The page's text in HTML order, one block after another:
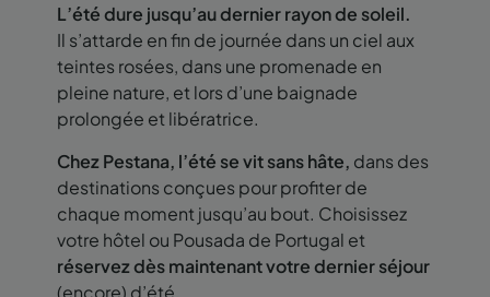
L’été dure jusqu’au dernier rayon de soleil.
Il s’attarde en fin de journée dans un ciel aux
teintes rosées, dans une promenade en
pleine nature, et lors d’une baignade
prolongée et libératrice.
Chez Pestana, l’été se vit sans hâte, dans des
destinations conçues pour profiter de
chaque moment jusqu’au bout. Choisissez
votre hôtel ou Pousada de Portugal et
réservez dès maintenant votre dernier séjour
(encore) d’été.